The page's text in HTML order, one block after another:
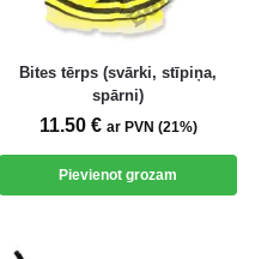
Bites tērps (svārki, stīpiņa,
spārni)
11.50 € ar PVN (21%)
Pievienot grozam